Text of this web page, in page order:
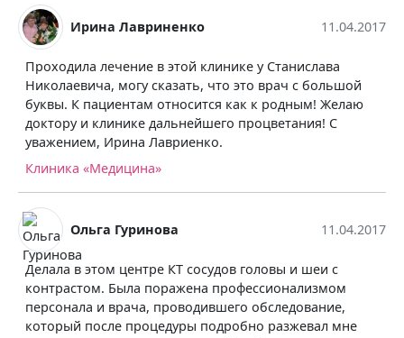
Ирина Лавриненко 11.04.2017
Проходила лечение в этой клинике у Станислава
Николаевича, могу сказать, что это врач с большой
буквы. К пациентам относится как к родным! Желаю
доктору и клинике дальнейшего процветания! С
уважением, Ирина Лавриенко.
Клиника «Медицина»
Ольга Гуринова 11.04.2017
Делала в этом центре КТ сосудов головы и шеи с
контрастом. Была поражена профессионализмом
персонала и врача, проводившего обследование,
который после процедуры подробно разжевал мне